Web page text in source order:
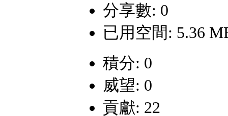
分享數: 0
已用空間: 5.36
積分: 0
威望: 0
貢獻: 22